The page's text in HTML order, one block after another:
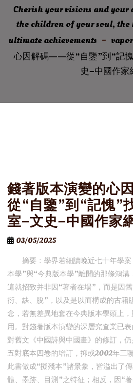
Cherish your visions and your
the children of your soul,
ultimate achievements
vapor
心因解碼——從“自鑒”到“記
史–中國作家
錢著版本演變的心
從“自鑒”到“記愧”
室–文史–中國作家
03/05/2025
摘要：學界若細讀晚近七十年學
本學”與“今典版本學”離開的那條鴻溝
這就招致并非因“著者在場”，而是因舊
衍、缺、脫”，以及是以而構成的古籍
念，若無差異地套在今典版本學頭上
用。對錢著版本演變的深層究查業已
對舊文《中國詩與中國畫》的修訂，
五對底本四卷的增訂，抑或2002年三
此書做成“擬殘本”諸景象，皆溢出了
體、墨跡、目測”之特征；相反，因“